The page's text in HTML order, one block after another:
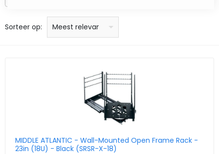
Sorteer op: prijs: laag naar hoog
prijs: Hoog naar laag
Alfabetisch: A - Z
Alfabetisch: Z - A
Fabricant
Meest relevant
MIDDLE ATLANTIC - Wall-Mounted Open Frame Rack -
23in (18U) - Black (SRSR-X-18)